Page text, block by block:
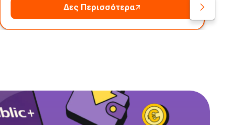
Δες Περισσότερα